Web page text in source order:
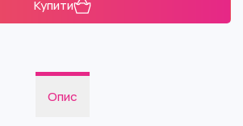
Купити
Опис